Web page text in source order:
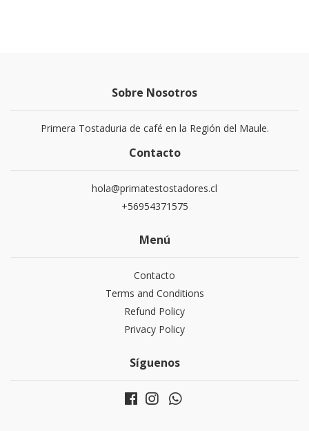
Sobre Nosotros
Primera Tostaduria de café en la Región del Maule.
Contacto
hola@primatestostadores.cl
+56954371575
Menú
Contacto
Terms and Conditions
Refund Policy
Privacy Policy
Síguenos